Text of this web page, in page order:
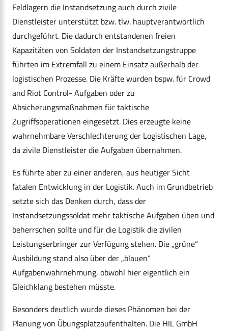
Feldlagern die Instandsetzung auch durch zivile
Dienstleister unterstützt bzw. tlw. hauptverantwortlich
durchgeführt. Die dadurch entstandenen freien
Kapazitäten von Soldaten der Instandsetzungstruppe
führten im Extremfall zu einem Einsatz außerhalb der
logistischen Prozesse. Die Kräfte wurden bspw. für Crowd
and Riot Control- Aufgaben oder zu
Absicherungsmaßnahmen für taktische
Zugriffsoperationen eingesetzt. Dies erzeugte keine
wahrnehmbare Verschlechterung der Logistischen Lage,
da zivile Dienstleister die Aufgaben übernahmen.
Es führte aber zu einer anderen, aus heutiger Sicht
fatalen Entwicklung in der Logistik. Auch im Grundbetrieb
setzte sich das Denken durch, dass der
Instandsetzungssoldat mehr taktische Aufgaben üben und
beherrschen sollte und für die Logistik die zivilen
Leistungserbringer zur Verfügung stehen. Die „grüne“
Ausbildung stand also über der „blauen“
Aufgabenwahrnehmung, obwohl hier eigentlich ein
Gleichklang bestehen müsste.
Besonders deutlich wurde dieses Phänomen bei der
Planung von Übungsplatzaufenthalten. Die HIL GmbH